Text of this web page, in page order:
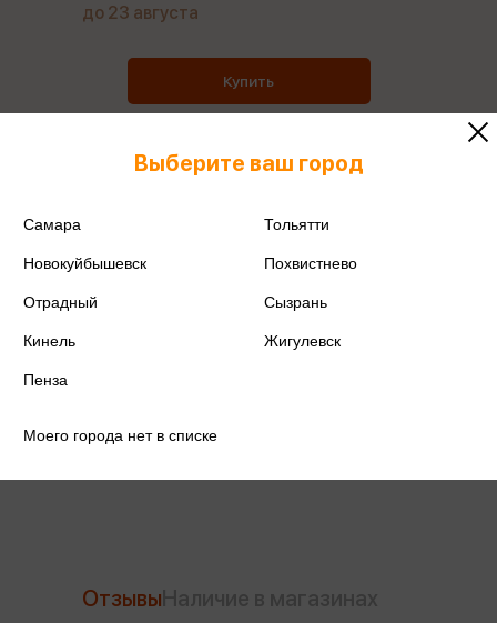
до 23 августа
Купить
Поделиться
Отзывы
Выберите ваш город
Самара Тольятти
Новокуйбышевск Похвистнево
Отрадный Сызрань
Кинель Жигулевск
Пенза
Моего города нет в списке